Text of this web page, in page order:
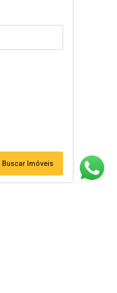
Buscar Imóveis